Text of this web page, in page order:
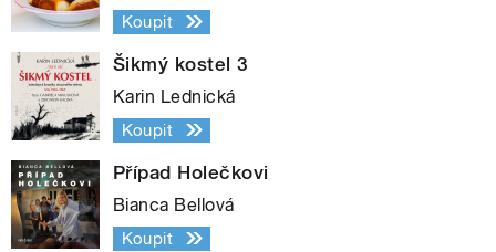
Koupit
Šikmý kostel 3
Karin Lednická
Koupit
Případ Holečkovi
Bianca Bellová
Koupit